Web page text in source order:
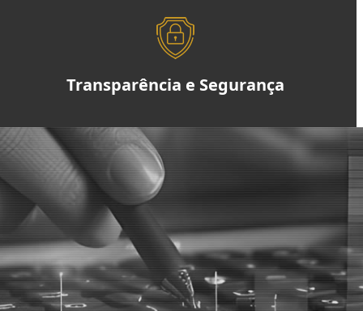
Transparência e Segurança